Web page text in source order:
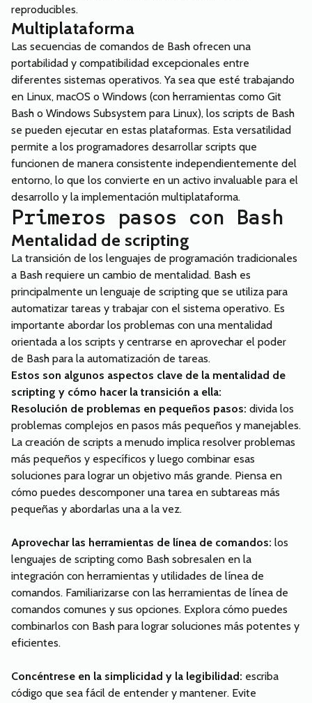
reproducibles.
Multiplataforma
Las secuencias de comandos de Bash ofrecen una
portabilidad y compatibilidad excepcionales entre
diferentes sistemas operativos. Ya sea que esté trabajando
en Linux, macOS o Windows (con herramientas como Git
Bash o Windows Subsystem para Linux), los scripts de Bash
se pueden ejecutar en estas plataformas. Esta versatilidad
permite a los programadores desarrollar scripts que
funcionen de manera consistente independientemente del
entorno, lo que los convierte en un activo invaluable para el
desarrollo y la implementación multiplataforma.
Primeros pasos con Bash
Mentalidad de scripting
La transición de los lenguajes de programación tradicionales
a Bash requiere un cambio de mentalidad. Bash es
principalmente un lenguaje de scripting que se utiliza para
automatizar tareas y trabajar con el sistema operativo. Es
importante abordar los problemas con una mentalidad
orientada a los scripts y centrarse en aprovechar el poder
de Bash para la automatización de tareas.
Estos son algunos aspectos clave de la mentalidad de
scripting y cómo hacer la transición a ella:
Resolución de problemas en pequeños pasos: divida los
problemas complejos en pasos más pequeños y manejables.
La creación de scripts a menudo implica resolver problemas
más pequeños y específicos y luego combinar esas
soluciones para lograr un objetivo más grande. Piensa en
cómo puedes descomponer una tarea en subtareas más
pequeñas y abordarlas una a la vez.
Aprovechar las herramientas de línea de comandos: los
lenguajes de scripting como Bash sobresalen en la
integración con herramientas y utilidades de línea de
comandos. Familiarizarse con las herramientas de línea de
comandos comunes y sus opciones. Explora cómo puedes
combinarlos con Bash para lograr soluciones más potentes y
eficientes.
Concéntrese en la simplicidad y la legibilidad: escriba
código que sea fácil de entender y mantener. Evite